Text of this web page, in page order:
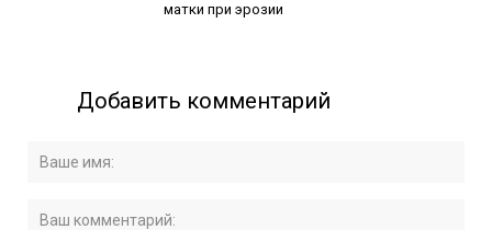
матки при эрозии
Добавить комментарий